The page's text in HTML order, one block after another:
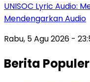
UNISOC Lyric Audio:
Mendengarkan Audio
Rabu, 5 Agu 2026 -
Berita Populer